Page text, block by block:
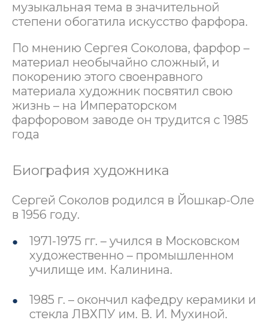
музыкальная тема в значительной
степени обогатила искусство фарфора.
По мнению Сергея Соколова, фарфор –
материал необычайно сложный, и
покорению этого своенравного
материала художник посвятил свою
жизнь – на Императорском
фарфоровом заводе он трудится с 1985
года
Биография художника
Сергей Соколов родился в Йошкар-Оле
в 1956 году.
1971-1975 гг. – учился в Московском
художественно – промышленном
училище им. Калинина.
1985 г. – окончил кафедру керамики и
стекла ЛВХПУ им. В. И. Мухиной.